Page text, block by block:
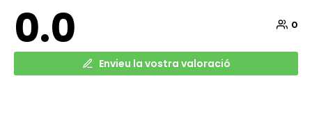
0.0 0
Envieu la vostra valoració